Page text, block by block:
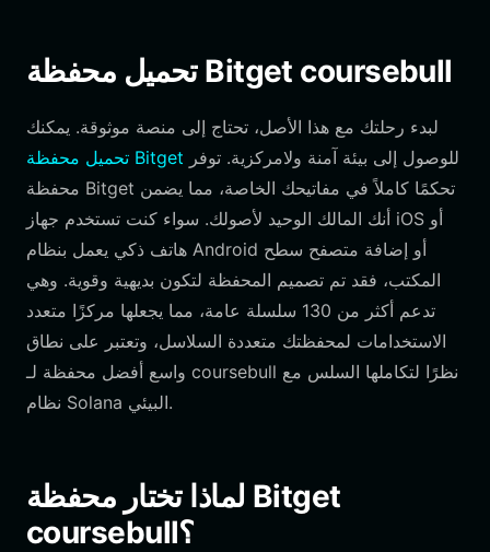
تحميل محفظة Bitget coursebull
لبدء رحلتك مع هذا الأصل، تحتاج إلى منصة موثوقة. يمكنك
تحميل محفظة Bitget
محفظة Bitget تحكمًا كاملاً في مفاتيحك الخاصة، مما يضمن
أنك المالك الوحيد لأصولك. سواء كنت تستخدم جهاز iOS أو
هاتف ذكي يعمل بنظام Android أو إضافة متصفح سطح
المكتب، فقد تم تصميم المحفظة لتكون بديهية وقوية. وهي
تدعم أكثر من 130 سلسلة عامة، مما يجعلها مركزًا متعدد
الاستخدامات لمحفظتك متعددة السلاسل، وتعتبر على نطاق
واسع أفضل محفظة لـ coursebull نظرًا لتكاملها السلس مع
نظام Solana البيئي.
لماذا تختار محفظة Bitget
coursebull؟